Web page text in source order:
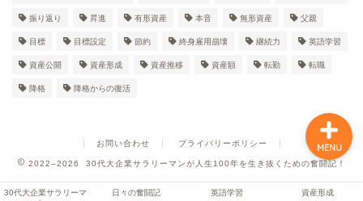
振り返り 昇進 有形資産 本音 無形資産 父親
目標 目標設定 節約 終身雇用崩壊 継続力 英語学習
資産公開 資産形成 資産推移 資産額 転勤 転職
降格 降格からの復活
お問い合わせ プライバリーポリシー
2022–2026 30代大企業サラリーマンが人生100年を生き抜くための奮闘記！
30代大企業サラリーマ
日々の奮闘記 英語学習 資産形成
MENU
英語学習